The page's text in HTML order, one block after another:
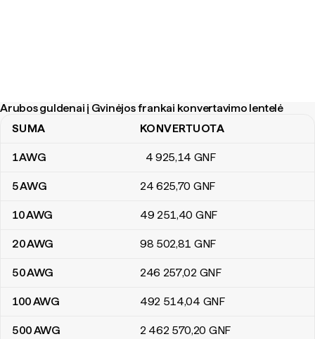
Arubos guldenai į Gvinėjos frankai konvertavimo lentelė
Arubos guldenai į Gvinėjos frankai konvertavimo lentelė
SUMA KONVERTUOTA
1AWG 4 925,14 GNF
5AWG 24 625,70 GNF
10AWG 49 251,40 GNF
20AWG 98 502,81 GNF
50AWG 246 257,02 GNF
100AWG 492 514,04 GNF
500AWG 2 462 570,20 GNF